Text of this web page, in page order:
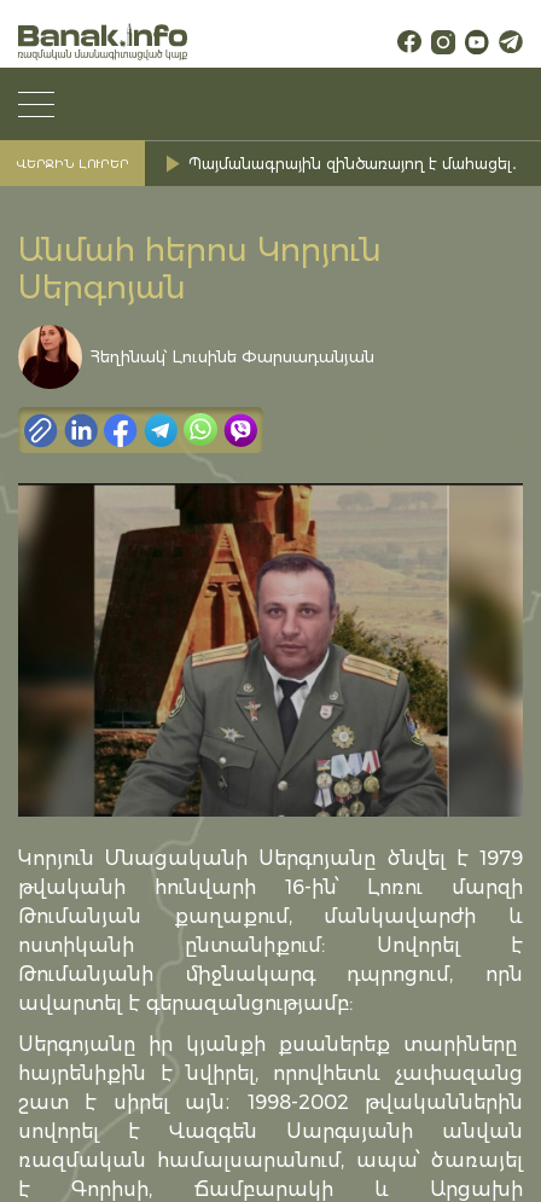
ՎԵՐՋԻՆ ԼՈՒՐԵՐ Պայմանագրային զինծառայող է մահացել․
Անմահ հերոս Կորյուն
Սերգոյան
Հեղինակ՝ Լուսինե Փարսադանյան
Կորյուն Մնացականի Սերգոյանը ծնվել է 1979
թվականի հունվարի 16-ին՝ Լոռու մարզի
Թումանյան քաղաքում, մանկավարժի և
ոստիկանի ընտանիքում: Սովորել է
Թումանյանի միջնակարգ դպրոցում, որն
ավարտել է գերազանցությամբ:
Սերգոյանը իր կյանքի քսաներեք տարիները
հայրենիքին է նվիրել, որովհետև չափազանց
շատ է սիրել այն։ 1998-2002 թվականներին
սովորել է Վազգեն Սարգսյանի անվան
ռազմական համալսարանում, ապա՝ ծառայել
է Գորիսի, Ճամբարակի և Արցախի